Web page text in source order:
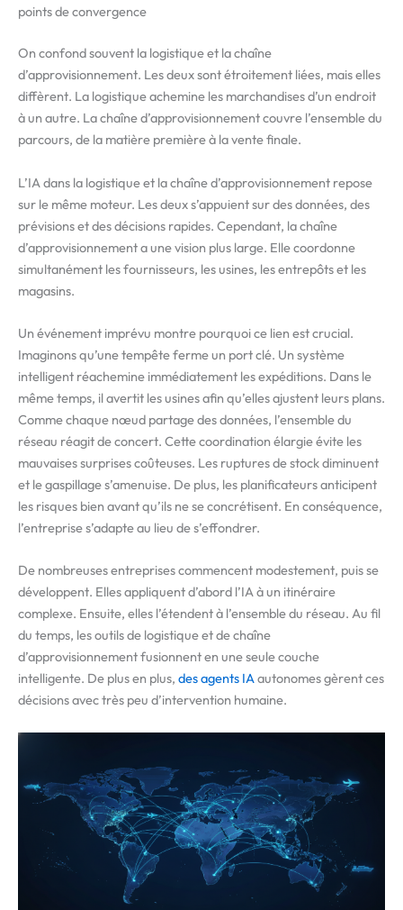
points de convergence
On confond souvent la logistique et la chaîne
d’approvisionnement. Les deux sont étroitement liées, mais elles
diffèrent. La logistique achemine les marchandises d’un endroit
à un autre. La chaîne d’approvisionnement couvre l’ensemble du
parcours, de la matière première à la vente finale.
L’IA dans la logistique et la chaîne d’approvisionnement repose
sur le même moteur. Les deux s’appuient sur des données, des
prévisions et des décisions rapides. Cependant, la chaîne
d’approvisionnement a une vision plus large. Elle coordonne
simultanément les fournisseurs, les usines, les entrepôts et les
magasins.
Un événement imprévu montre pourquoi ce lien est crucial.
Imaginons qu’une tempête ferme un port clé. Un système
intelligent réachemine immédiatement les expéditions. Dans le
même temps, il avertit les usines afin qu’elles ajustent leurs plans.
Comme chaque nœud partage des données, l’ensemble du
réseau réagit de concert. Cette coordination élargie évite les
mauvaises surprises coûteuses. Les ruptures de stock diminuent
et le gaspillage s’amenuise. De plus, les planificateurs anticipent
les risques bien avant qu’ils ne se concrétisent. En conséquence,
l’entreprise s’adapte au lieu de s’effondrer.
De nombreuses entreprises commencent modestement, puis se
développent. Elles appliquent d’abord l’IA à un itinéraire
complexe. Ensuite, elles l’étendent à l’ensemble du réseau. Au fil
du temps, les outils de logistique et de chaîne
d’approvisionnement fusionnent en une seule couche
intelligente. De plus en plus, des agents IAautonomes gèrent ces
décisions avec très peu d’intervention humaine.